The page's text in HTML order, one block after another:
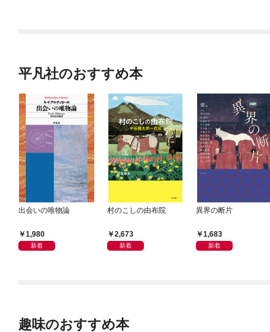
平凡社のおすすめ本
出会いの唯物論
1,980
新着
村のこしの由布院
2,673
新着
異界の断片
1,683
新着
趣味のおすすめ本